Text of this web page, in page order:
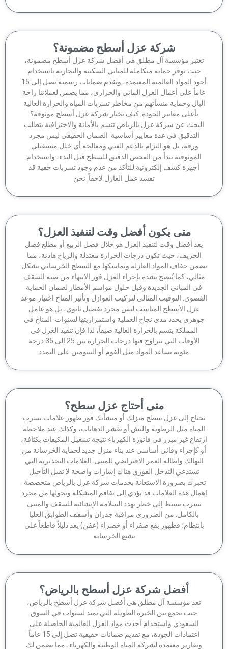
شركة عزل أسطح مضمونة؟
مؤسسة آل مطلق هي أفضل شركة عزل أسطح مضمونة،
حيث توفر حماية متكاملة للمباني السكنية والتجارية باستخدام
أجود المواد العالمية المعتمدة، وتقدم ضمانات رسمية تصل إلى 15
على أعمال العزل المائي والحراري، مما يضمن لعملائنا راحة
وحماية منشآتهم من مخاطر تسربات المياه والحرارة العالية
بأعلى معايير الجودة. كيف تختار شركة عزل أسطح موثوقة؟
عن شركة عزل بالرياض تتسم بالأمانة والاحترافية يتطلب
التدقيق في عدة معايير أساسية. الضمان الحقيقي ليس مجرد
ورقة، بل هو التزام بالدعم الفني ومعالجة أي خلل مستقبلي.
الموثوقية تبدأ من الفحص الدقيق للسطح قبل البدء، واستخدام
أجهزة كشف إلكترونية للتأكد من عدم وجود تسربات خفية قد
تفسد عمل العازل لاحقاً. نحن
متى يكون أفضل وقت لتنفيذ العزل؟
أفضل وقت لتنفيذ العزل هو خلال فصل الربيع أو مطلع فصل
الخريف، حيث تكون درجات الحرارة معتدلة والرياح هادئة، مما
جفاف المواد العازلة وتماسكها مع السطح الخرساني بشكل
كما يُنصح بشدة بإجراء العزل فور الانتهاء من صبة السقف
في المباني الجديدة وقبل حلول مواسم الأمطار لضمان الحماية
التوقيت المثالي لتركيب العوازل وتأثير المناخ اختيار موعد
عزل الأسطح المناسب ليس مجرد تفصيل ثانوي، بل هو عامل
يحدد مدى نجاح العملية واستمراريتها لسنوات. المناخ في
المملكة يتسم بالحرارة العالية صيفاً، لذا فإن تنفيذ العزل في
الأوقات التي تتراوح فيها درجات الحرارة بين 25 إلى 35 درجة
مئوية يساعد المواد مثل الفوم أو البيتومين على التمدد
متى أحتاج عزل سطح؟
إلى عزل سطح منزلك أو منشأتك فور ظهور علامات تسرب
مثل الرطوبة والنش أو تقشر الدهانات، وكذلك عند ملاحظة
غير مبرر في فاتورة الكهرباء نتيجة تشغيل المكيفات بكثافة،
كإجراء وقائي أساسي عند بناء منزل جديد لحماية الخرسانة من
وإطالة العمر الافتراضي للمبنى. العلامات التحذيرية التي
تستدعي التدخل الفوري هناك إشارات واضحة لا تقبل التأجيل
بضرورة الاستعانة بخدمات شركة عزل بالرياض متخصصة.
هذه العلامات قد يؤدي إلى تفاقم المشكلة وتحولها من مجرد
تسرب بسيط إلى خطر يهدد السلامة الإنشائية للسقف والمبنى
بالكامل. من الضروري مراقبة جدران وأسقف الطوابق العليا
فظهور بقع صفراء أو خضراء (عفن) يعد دليلاً قاطعاً على
تشبع الخرسانة
أفضل شركة عزل أسطح بالرياض؟
تعد مؤسسة آل مطلق هي أفضل شركة عزل أسطح بالرياض،
حيث تجمع بين الخبرة الطويلة التي تمتد لسنوات في السوق
السعودي واستخدام أحدث مواد العزل العالمية الحاصلة على
اعتمادات الجودة، مع تقديم ضمانات حقيقية تصل إلى 15 عاماً
وتقارير معتمدة لشركة المياه الوطنية والكهرباء، مما يضمن لك